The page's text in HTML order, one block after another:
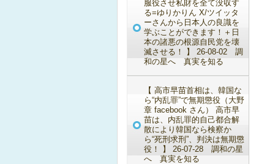
服役させ私財を全て没収す
る=ゆりかりん X/ツイッタ
ーさんから日本人の良識を
学ぶことができます！＋日
本の諸悪の根源自民党を壊
滅させる！ 】 26-08-02 調
和の星へ 真実を知る
【 高市早苗首相は、韓国な
ら“内乱罪”で無期懲役（大野
章 facebook さん） 高市早
苗は、内乱罪的自己都合解
散により韓国なら検察か
ら“死刑求刑”、判決は無期懲
役！ 】 26-07-28 調和の星
へ 真実を知る